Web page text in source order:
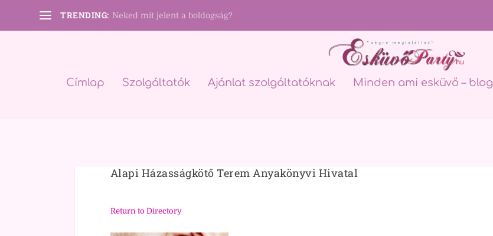
TRENDING: Neked mit jelent a boldogság?
Címlap Szolgáltatók Ajánlat szolgáltatóknak Minden ami esküvő – blog
Alapi Házasságkötő Terem Anyakönyvi Hivatal
Return to Directory